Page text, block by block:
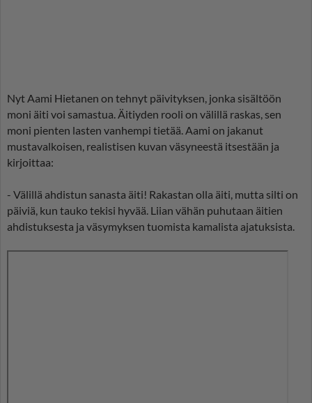
Nyt Aami Hietanen on tehnyt päivityksen, jonka sisältöön
moni äiti voi samastua. Äitiyden rooli on välillä raskas, sen
moni pienten lasten vanhempi tietää. Aami on jakanut
mustavalkoisen, realistisen kuvan väsyneestä itsestään ja
kirjoittaa:
- Välillä ahdistun sanasta äiti! Rakastan olla äiti, mutta silti on
päiviä, kun tauko tekisi hyvää. Liian vähän puhutaan äitien
ahdistuksesta ja väsymyksen tuomista kamalista ajatuksista.